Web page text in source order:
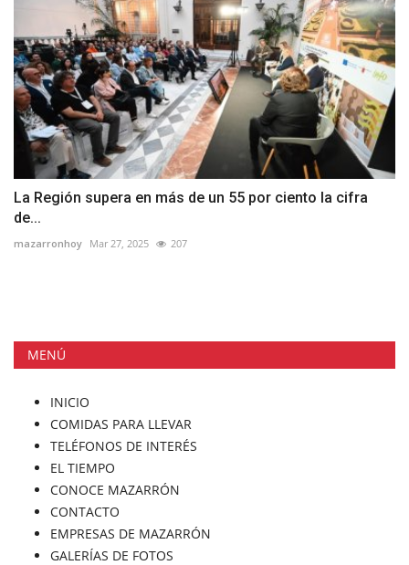
La Región supera en más de un 55 por ciento la cifra
de...
mazarronhoy Mar 27, 2025 207
MENÚ
INICIO
COMIDAS PARA LLEVAR
TELÉFONOS DE INTERÉS
EL TIEMPO
CONOCE MAZARRÓN
CONTACTO
EMPRESAS DE MAZARRÓN
GALERÍAS DE FOTOS